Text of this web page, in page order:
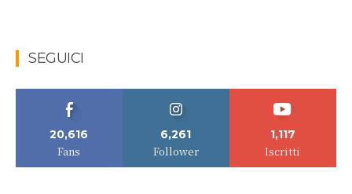
SEGUICI
20,616
Fans
6,261
Follower
1,117
Iscritti